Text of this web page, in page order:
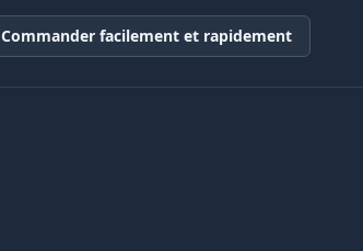
Commander facilement et rapidement